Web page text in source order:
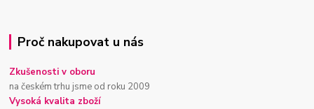
Proč nakupovat u nás
Zkušenosti v oboru
na českém trhu jsme od roku 2009
Vysoká kvalita zboží